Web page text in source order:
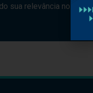
sua relevância no setor.